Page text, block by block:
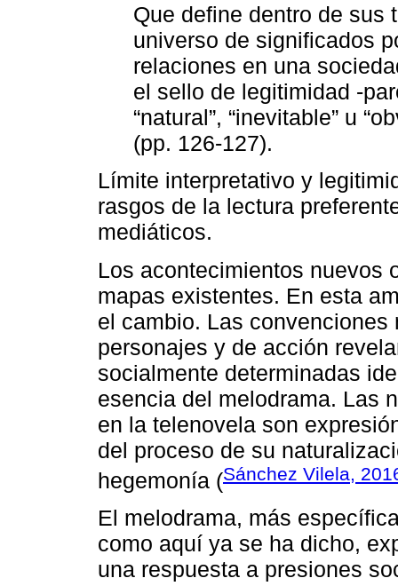
Que define dentro de sus
universo de significados
relaciones en una
el sello de legitimidad -
“natural”, “inevitable” u
(pp. 126-127).
Límite interpretativo y
rasgos de la lectura
mediáticos.
Los acontecimientos nuevos
mapas existentes. En esta
el cambio. Las
personajes y de acción
socialmente determinadas
esencia del melodrama. Las
en la telenovela son
del proceso de su
hegemonía (Sánchez Vilela,
El melodrama, más
como aquí ya se ha dicho,
una respuesta a presiones